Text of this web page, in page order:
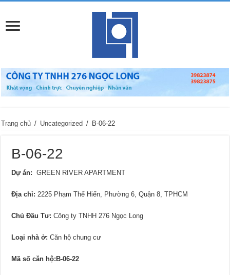
Trang chủ / Uncategorized / B-06-22
B-06-22
Dự án: GREEN RIVER APARTMENT
Địa chỉ: 2225 Phạm Thế Hiển, Phường 6, Quận 8, TPHCM
Chủ Đầu Tư: Công ty TNHH 276 Ngọc Long
Loại nhà ở: Căn hộ chung cư
Mã số căn hộ:B-06-22